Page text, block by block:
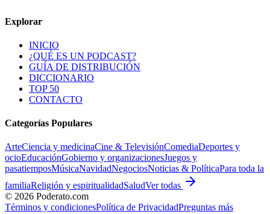
Explorar
INICIO
¿QUÉ ES UN PODCAST?
GUÍA DE DISTRIBUCIÓN
DICCIONARIO
TOP 50
CONTACTO
Categorías Populares
ArteCiencia y medicinaCine & TelevisiónComediaDeportes y
ocioEducaciónGobierno y organizacionesJuegos y
pasatiemposMúsicaNavidadNegociosNoticias & PolíticaPara toda la
familiaReligión y espiritualidadSaludVer todas
© 2026 Poderato.com
Términos y condicionesPolítica de PrivacidadPreguntas más